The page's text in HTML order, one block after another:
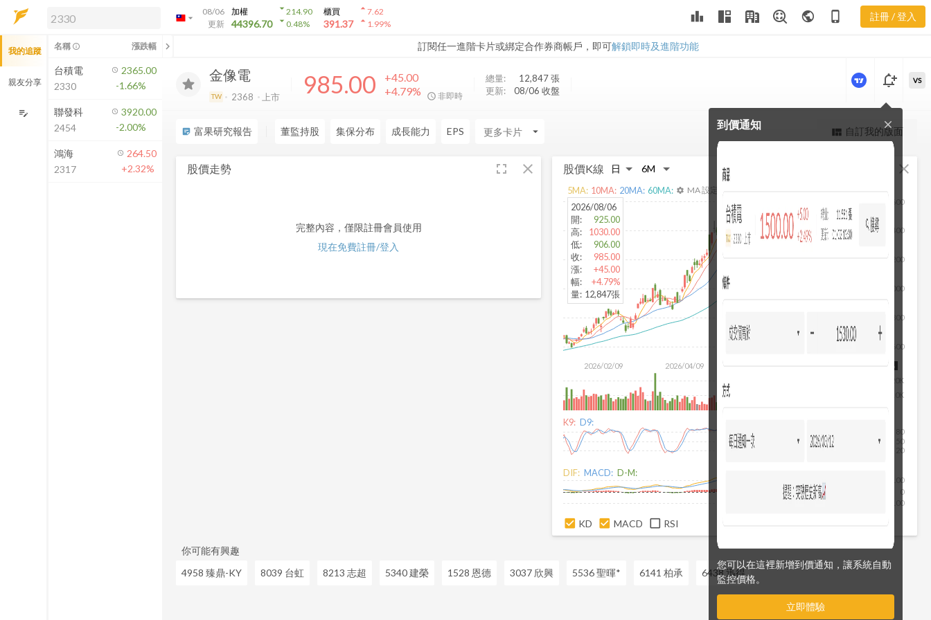
arrow_drop_down
08/06
更新
加權
44396.70
arrow_drop_down214.90
arrow_drop_down0.48%
櫃買
391.37
arrow_drop_up7.62
arrow_drop_up1.99% leaderboard public phone_iphone 註冊 / 登入
訂閱任一進階卡片或綁定合作券商帳戶，即可解鎖即時及進階功能
解鎖即時行情及進階功能
方案」，即可解鎖以下功能：
即時行情
即時市況與排行
成交金額熱力圖
前往方案訂閱
如何綁定合作券商
勢
金像電
TW 2368 上市 985.00
+45.00
+4.79%
非即時
總量: 12,847張
更新:
08/06 收盤
更強大的進階價量圖表
notification_add
到價通知
您可以在這裡新增到價通知，讓系統自動
監控價格。
立即體驗
close
VS
sticky_note_2 富果研究報告 董監持股 集保分布 成長能力 EPS arrow_drop_down view_quilt 自訂我的版面
股價走勢 fullscreen close
完整內容，僅限註冊會員使用
現在免費註冊/登入
股價K線 close
2026/02/09 2026/04/09
600
800
1,000
1,200
1,400
1,600
2026/08/06
10K
20K
2026/08/06
開:
925.00
高:
1030.00
低:
906.00
收:
985.00
漲:
+45.00
幅:
+4.79%
量: 12,847張
5MA: 10MA: 20MA: 60MA: settings MA 設定
K9: D9:
20
50
80
DIF: MACD: D-M:
-100
0
100
KD MACD RSI
你可能有興趣
4958 臻鼎-KY
8039 台虹 8213 志超 5340 建榮 1528 恩德 3037 欣興 5536 聖暉* 6141 柏承 6438 迅得
我的追蹤
親友分享
edit_note
名稱 info_outline 漲跌幅 chevron_left
台積電
2330
2365.00
-1.66%
聯發科
2454
3920.00
-2.00%
鴻海
2317
264.50
+2.32%